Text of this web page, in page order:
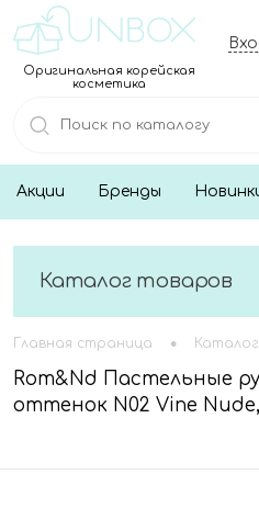
Оригинальная корейская
косметика
Акции Бренды
Каталог товаров
Главная страница •
Rom&Nd Пастельные
оттенок N02 Vine